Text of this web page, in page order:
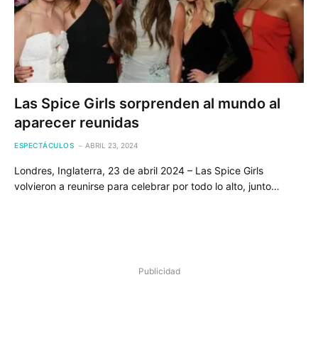
Las Spice Girls sorprenden al mundo al
aparecer reunidas
ESPECTÁCULOS ABRIL 23, 2024
Londres, Inglaterra, 23 de abril 2024 – Las Spice Girls
volvieron a reunirse para celebrar por todo lo alto, junto…
Publicidad